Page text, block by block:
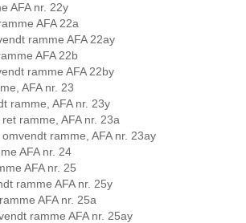
AFA nr. 22y
AFA 22a
ramme AFA 22ay
AFA 22b
ramme AFA 22by
AFA nr. 23
ramme, AFA nr. 23y
ramme, AFA nr. 23a
ramme, AFA nr. 23ay
AFA nr. 24
AFA nr. 25
ramme AFA nr. 25y
AFA nr. 25a
ramme AFA nr. 25ay